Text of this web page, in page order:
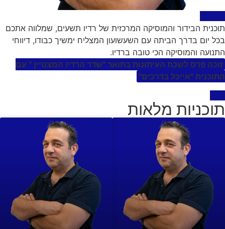
תוכנית הבידור והמוסיקה המרכזית של רדיו תשעים, שמלווה אתכם
בכל יום בדרך הביתה עם השעשועון המצליח ימשיך כבודו, דיווחי
התנועה והמוסיקה הכי טובה ברדיו.
זוכה פרס לשכת העיתונות בתואר "שדר הרדיו המצטיין " עם
התוכנית "אייכל בדרכים"
תוכניות מלאות